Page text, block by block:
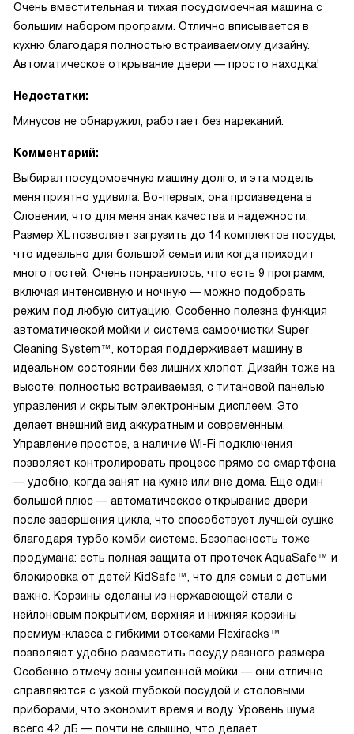
Очень вместительная и тихая посудомоечная машина с
большим набором программ. Отлично вписывается в
кухню благодаря полностью встраиваемому дизайну.
Автоматическое открывание двери — просто находка!
Недостатки:
Минусов не обнаружил, работает без нареканий.
Комментарий:
Выбирал посудомоечную машину долго, и эта модель
меня приятно удивила. Во-первых, она произведена в
Словении, что для меня знак качества и надежности.
Размер XL позволяет загрузить до 14 комплектов посуды,
что идеально для большой семьи или когда приходит
много гостей. Очень понравилось, что есть 9 программ,
включая интенсивную и ночную — можно подобрать
режим под любую ситуацию. Особенно полезна функция
автоматической мойки и система самоочистки Super
Cleaning System™, которая поддерживает машину в
идеальном состоянии без лишних хлопот. Дизайн тоже на
высоте: полностью встраиваемая, с титановой панелью
управления и скрытым электронным дисплеем. Это
делает внешний вид аккуратным и современным.
Управление простое, а наличие Wi-Fi подключения
позволяет контролировать процесс прямо со смартфона
— удобно, когда занят на кухне или вне дома. Еще один
большой плюс — автоматическое открывание двери
после завершения цикла, что способствует лучшей сушке
благодаря турбо комби системе. Безопасность тоже
продумана: есть полная защита от протечек AquaSafe™ и
блокировка от детей KidSafe™, что для семьи с детьми
важно. Корзины сделаны из нержавеющей стали с
нейлоновым покрытием, верхняя и нижняя корзины
премиум-класса с гибкими отсеками Flexiracks™
позволяют удобно разместить посуду разного размера.
Особенно отмечу зоны усиленной мойки — они отлично
справляются с узкой глубокой посудой и столовыми
приборами, что экономит время и воду. Уровень шума
всего 42 дБ — почти не слышно, что делает